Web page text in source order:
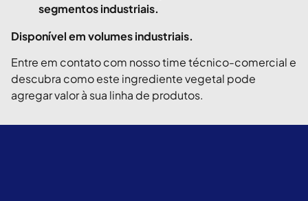
segmentos industriais.
Disponível em volumes industriais.
Entre em contato com nosso time técnico-comercial e
descubra como este ingrediente vegetal pode
agregar valor à sua linha de produtos.